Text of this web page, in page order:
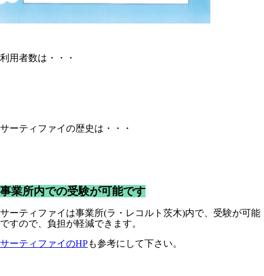
利用者数は・・・
サーティファイの歴史は・・・
事業所内での受験が可能です
サーティファイは事業所(ラ・レコルト茨木)内で、受験が可能
ですので、負担が軽減できます。
サーティファイのHPも参考にして下さい。